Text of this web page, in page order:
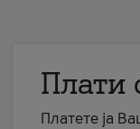
Плати
Платете ја